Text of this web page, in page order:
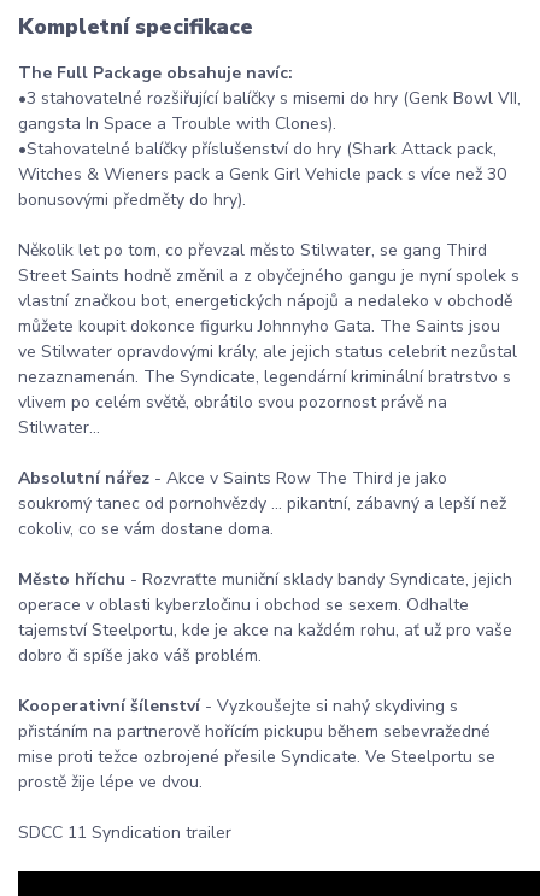
Kompletní specifikace
The Full Package obsahuje navíc:
•3 stahovatelné rozšiřující balíčky s misemi do hry (Genk Bowl VII,
gangsta In Space a Trouble with Clones).
•Stahovatelné balíčky příslušenství do hry (Shark Attack pack,
Witches & Wieners pack a Genk Girl Vehicle pack s více než 30
bonusovými předměty do hry).
Několik let po tom, co převzal město Stilwater, se gang Third
Street Saints hodně změnil a z obyčejného gangu je nyní spolek s
vlastní značkou bot, energetických nápojů a nedaleko v obchodě
můžete koupit dokonce figurku Johnnyho Gata. The Saints jsou
ve Stilwater opravdovými krály, ale jejich status celebrit nezůstal
nezaznamenán. The Syndicate, legendární kriminální bratrstvo s
vlivem po celém světě, obrátilo svou pozornost právě na
Stilwater...
Absolutní nářez - Akce v Saints Row The Third je jako
soukromý tanec od pornohvězdy ... pikantní, zábavný a lepší než
cokoliv, co se vám dostane doma.
Město hříchu - Rozvraťte muniční sklady bandy Syndicate, jejich
operace v oblasti kyberzločinu i obchod se sexem. Odhalte
tajemství Steelportu, kde je akce na každém rohu, ať už pro vaše
dobro či spíše jako váš problém.
Kooperativní šílenství- Vyzkoušejte si nahý skydiving s
přistáním na partnerově hořícím pickupu během sebevražedné
mise proti težce ozbrojené přesile Syndicate. Ve Steelportu se
prostě žije lépe ve dvou.
SDCC 11 Syndication trailer